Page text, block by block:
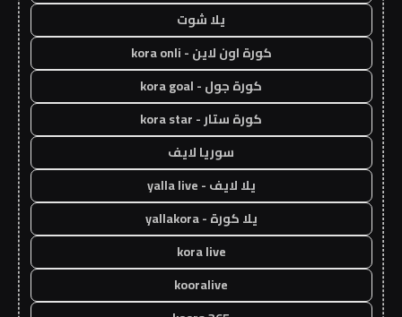
يلا شوت
كورة اون لاين - kora onli
كورة جول - kora goal
كورة ستار - kora star
سوريا لايف
يلا لايف - yalla live
يلا كورة - yallakora
kora live
kooralive